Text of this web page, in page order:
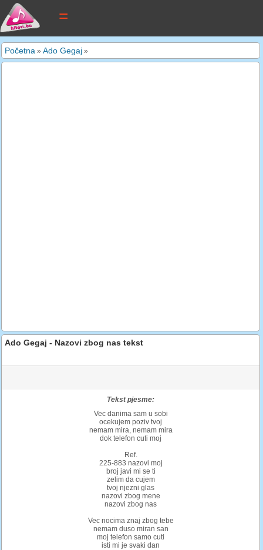
tekstovi pjesama
Početna » Ado Gegaj »
Ado Gegaj - Nazovi zbog nas tekst
Tekst pjesme:
Vec danima sam u sobi
ocekujem poziv tvoj
nemam mira, nemam mira
dok telefon cuti moj
Ref.
225-883 nazovi moj
broj javi mi se ti
zelim da cujem
tvoj njezni glas
nazovi zbog mene
nazovi zbog nas
Vec nocima znaj zbog tebe
nemam duso miran san
moj telefon samo cuti
isti mi je svaki dan